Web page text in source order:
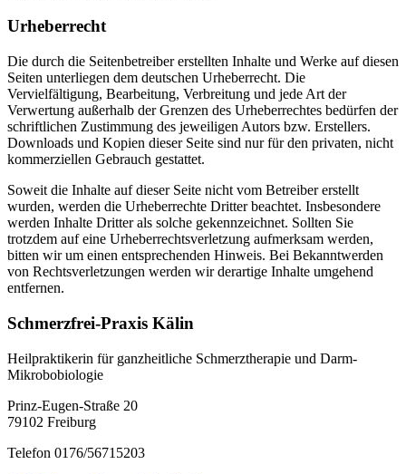
Urheberrecht
Die durch die Seitenbetreiber erstellten Inhalte und Werke auf diesen
Seiten unterliegen dem deutschen Urheberrecht. Die
Vervielfältigung, Bearbeitung, Verbreitung und jede Art der
Verwertung außerhalb der Grenzen des Urheberrechtes bedürfen der
schriftlichen Zustimmung des jeweiligen Autors bzw. Erstellers.
Downloads und Kopien dieser Seite sind nur für den privaten, nicht
kommerziellen Gebrauch gestattet.
Soweit die Inhalte auf dieser Seite nicht vom Betreiber erstellt
wurden, werden die Urheberrechte Dritter beachtet. Insbesondere
werden Inhalte Dritter als solche gekennzeichnet. Sollten Sie
trotzdem auf eine Urheberrechtsverletzung aufmerksam werden,
bitten wir um einen entsprechenden Hinweis. Bei Bekanntwerden
von Rechtsverletzungen werden wir derartige Inhalte umgehend
entfernen.
Schmerzfrei-Praxis Kälin
Heilpraktikerin für ganzheitliche Schmerztherapie und Darm-
Mikrobobiologie
Prinz-Eugen-Straße 20
79102 Freiburg
Telefon 0176/56715203